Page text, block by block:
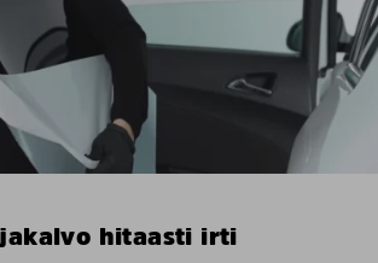
hitaasti irti